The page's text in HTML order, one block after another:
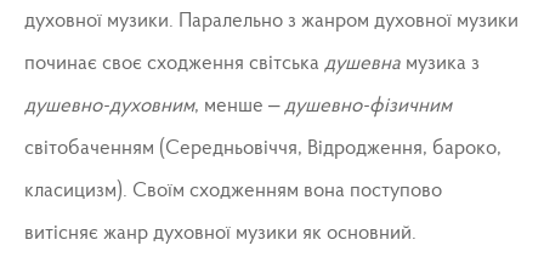
духовної музики. Паралельно з жанром духовної музики
починає своє сходження світська душевна музика з
душевно-духовним, менше –душевно-фізичним
світобаченням (Середньовіччя, Відродження, бароко,
класицизм). Своїм сходженням вона поступово
витісняє жанр духовної музики як основний.